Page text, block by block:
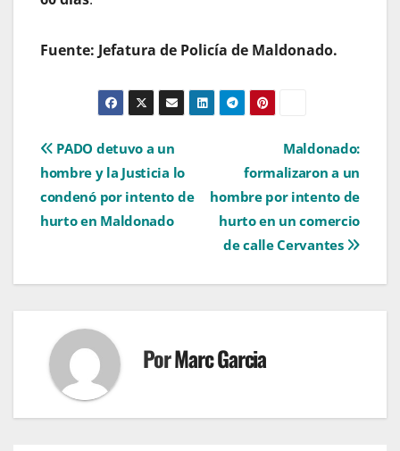
Fuente: Jefatura de Policía de Maldonado.
Navegación
de
entradas
Maldonado:
formalizaron a un
hombre por intento de
hurto en un comercio
de calle Cervantes
PADO detuvo a un
hombre y la Justicia lo
condenó por intento de
hurto en Maldonado
PorMarc Garcia